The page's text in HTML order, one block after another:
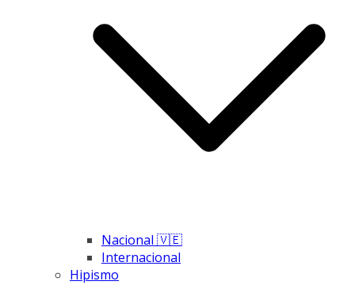
Nacional 🇻🇪
Internacional
Hipismo